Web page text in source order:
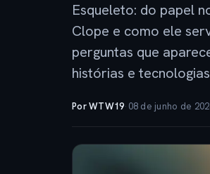
Esqueleto: do papel
Clope e como ele
perguntas que
histórias e
Por WTW19· 08 de junho de